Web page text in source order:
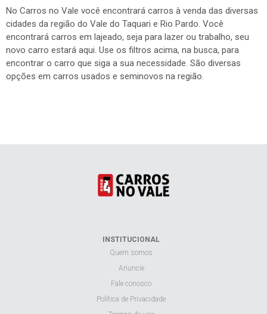
No Carros no Vale você encontrará carros à venda das diversas
cidades da região do Vale do Taquari e Rio Pardo. Você
encontrará carros em lajeado, seja para lazer ou trabalho, seu
novo carro estará aqui. Use os filtros acima, na busca, para
encontrar o carro que siga a sua necessidade. São diversas
opções em carros usados e seminovos na região.
INSTITUCIONAL
Quem somos
Anuncie
Fale conosco
Política de Privacidade